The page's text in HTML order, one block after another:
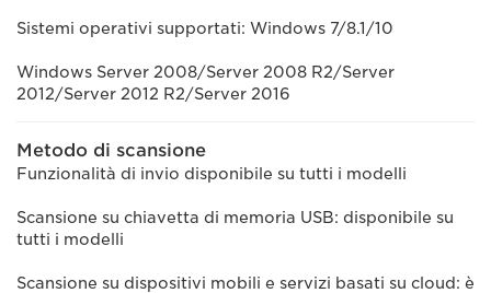
Sistemi operativi supportati: Windows 7/8.1/10
Windows Server 2008/Server 2008 R2/Server
2012/Server 2012 R2/Server 2016
Metodo di scansione
Funzionalità di invio disponibile su tutti i modelli
Scansione su chiavetta di memoria USB: disponibile su
tutti i modelli
Scansione su dispositivi mobili e servizi basati su cloud: è